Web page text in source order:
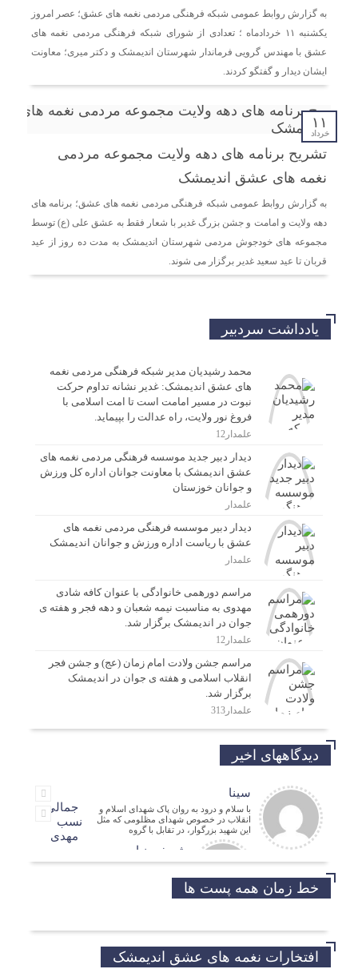
به گزارش روابط عمومی شبکه فرهنگی مردمی نغمه های عشق؛ عصر امروز
یکشنبه ۱۱ خردادماه ؛ تعدادی از شورای شبکه فرهنگی مردمی نغمه های
عشق با مهندس گرویی فرماندار شهرستان اندیمشک و دکتر میری؛ معاونت
ایشان دیدار و گفتگو کردند.
۱۱
خرداد
تشریح برنامه های دهه ولایت مجموعه مردمی
نغمه های عشق اندیمشک
به گزارش روابط عمومی شبکه فرهنگی مردمی نغمه های عشق؛ برنامه های
دهه ولایت و امامت و جشن بزرگ غدیر با شعار فقط به عشق علی (ع) توسط
مجموعه های خودجوش مردمی شهرستان اندیمشک به مدت ده روز از عید
قربان تا عید سعید غدیر برگزار می شوند.
یادداشت سردبیر
محمد رشیدیان مدیر شبکه فرهنگی مردمی نغمه
های عشق اندیمشک: غدیر نشانه تداوم حرکت
نبوت در مسیر امامت است تا امت اسلامی با
فروغ نور ولایت، راه عدالت را بپیماید.
علمدار12
دیدار دبیر جدید موسسه فرهنگی مردمی نغمه های
عشق اندیمشک با معاونت جوانان اداره کل ورزش
و جوانان خوزستان
علمدار
دیدار دبیر موسسه فرهنگی مردمی نغمه های
عشق با ریاست اداره ورزش و جوانان اندیمشک
علمدار
مراسم دورهمی خانوادگی با عنوان کافه شادی
مهدوی به مناسبت نیمه شعبان و دهه فجر و هفته ی
جوان در اندیمشک برگزار شد.
علمدار12
مراسم جشن ولادت امام زمان (عج) و جشن فجر
انقلاب اسلامی و هفته ی جوان در اندیمشک
برگزار شد.
علمدار313
دیدگاههای اخیر
سینا
با سلام و درود به روان پاک شهدای اسلام و
انقلاب در خصوص شهدای مظلومی که مثل
این شهید بزرگوار، در تقابل با گروه
جمالی
نسب
مهدی
شریفی نیا
مدیر فرهنگی
حسین
خط زمان همه پست ها
افتخارات نغمه های عشق اندیمشک